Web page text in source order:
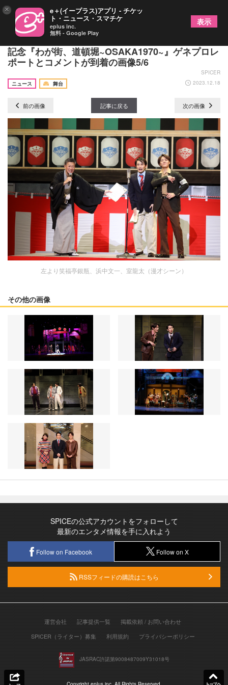
浜中文一＆室龍太W主演、大阪松竹座開場100周年
記念『わが街、道頓堀~OSAKA1970~』ゲネプロレ
ポートとコメントが到着の画像5/6
SPICER
ニュース
舞台 2023.12.18
前の画像 記事に戻る 次の画像
左より笑福亭銀瓶、浜中文一、室龍太（漫才シーン）
その他の画像
SPICEの公式アカウントをフォローして
最新のエンタメ情報を手に入れよう
Follow on Facebook Follow on X
RSSフィードの購読はこちら
運営会社 記事提供一覧
掲載依頼 / お問い合わせ
SPICER（ライター）募集
利用規約 プライバシーポリシー
JASRAC許諾第9008487009Y31018号
× e＋(イープラス)アプリ - チケッ
ト・ニュース・スマチケ
eplus inc.
無料 - Google Play
表示